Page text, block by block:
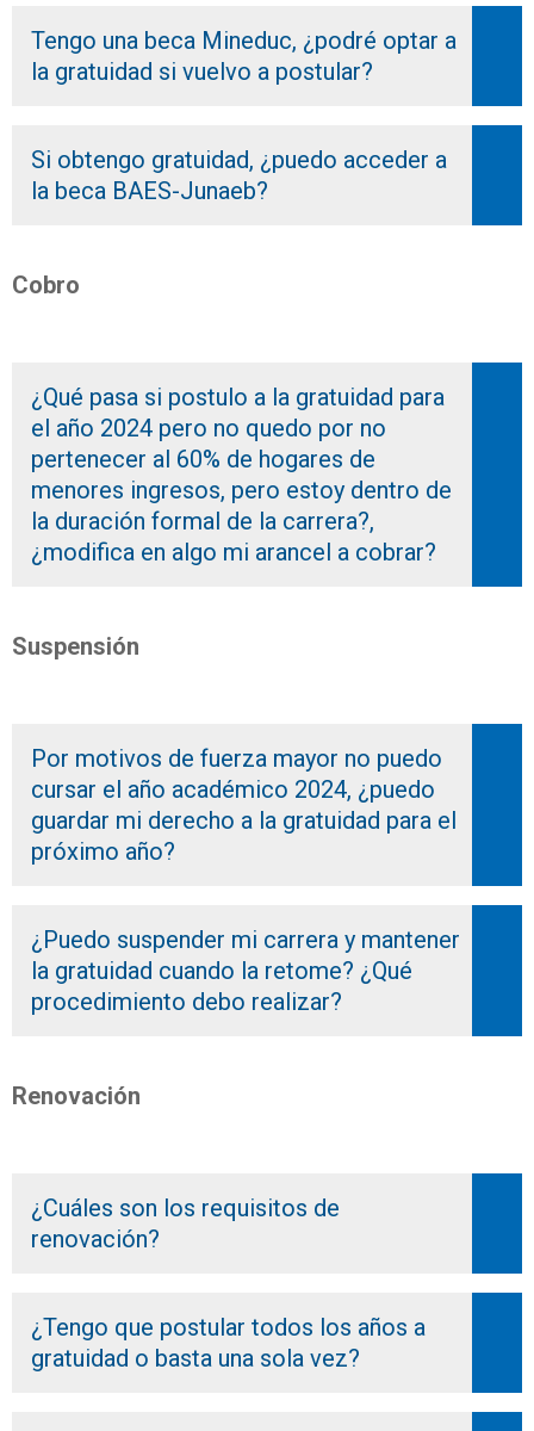
Tengo una beca Mineduc, ¿podré optar a
la gratuidad si vuelvo a postular?
Si obtengo gratuidad, ¿puedo acceder a
la beca BAES-Junaeb?
Cobro
¿Qué pasa si postulo a la gratuidad para
el año 2024 pero no quedo por no
pertenecer al 60% de hogares de
menores ingresos, pero estoy dentro de
la duración formal de la carrera?,
¿modifica en algo mi arancel a cobrar?
Suspensión
Por motivos de fuerza mayor no puedo
cursar el año académico 2024, ¿puedo
guardar mi derecho a la gratuidad para el
próximo año?
¿Puedo suspender mi carrera y mantener
la gratuidad cuando la retome? ¿Qué
procedimiento debo realizar?
Renovación
¿Cuáles son los requisitos de
renovación?
¿Tengo que postular todos los años a
gratuidad o basta una sola vez?